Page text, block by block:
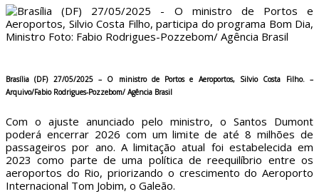
Brasília (DF) 27/05/2025 – O ministro de Portos e Aeroportos, Silvio Costa Filho. –
Arquivo/Fabio Rodrigues-Pozzebom/ Agência Brasil
Com o ajuste anunciado pelo ministro, o Santos Dumont
poderá encerrar 2026 com um limite de até 8 milhões de
passageiros por ano. A limitação atual foi estabelecida em
2023 como parte de uma política de reequilíbrio entre os
aeroportos do Rio, priorizando o crescimento do Aeroporto
Internacional Tom Jobim, o Galeão.